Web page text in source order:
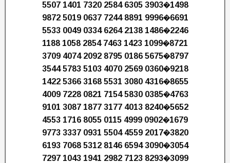
5507 1401 7320 2584 6305 3903�1498
9872 5019 0637 7244 8891 9996�6691
5533 0049 0334 6264 2138 1486�2246
1188 1058 2854 7463 1423 1099�8721
3709 4074 2092 8795 0186 5675�8797
3544 5783 5103 4070 2569 0360�9218
1422 5366 3168 5531 3080 4316�8655
4009 7228 0821 7154 5830 0385�4763
9101 3087 1877 3177 4013 8240�5652
4553 1716 8055 0115 4999 0902�1679
9773 3337 0931 5504 4559 2017�3820
6193 7068 5312 8146 6594 3090�3054
7297 1043 1941 2982 7123 8293�3099